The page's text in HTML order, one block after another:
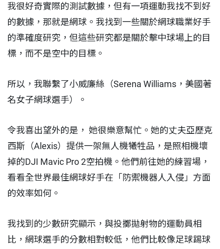
我很好奇實際的測試數據，但有一項運動我找不到好
的數據，那就是網球。我找到一些關於網球職業好手
的準確度研究，但這些研究都是關於擊中球場上的目
標，而不是空中的目標。
所以，我聯繫了小威廉絲（Serena Williams，美國著
名女子網球選手）。
令我喜出望外的是， 她很樂意幫忙。她的丈夫亞歷克
西斯（Alexis）提供一架無人機犧牲品，是照相機壞
掉的DJI Mavic Pro 2空拍機。他們前往她的練習場，
看看全世界最佳網球好手在「防禦機器人入侵」方面
的效率如何。
我找到的少數研究顯示，與投擲拋射物的運動員相
比，網球選手的分數相對較低，他們比較像足球踢球